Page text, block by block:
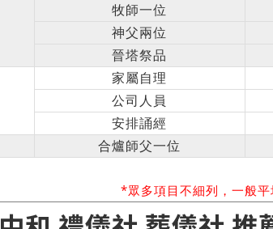
牧師一位
神父兩位
晉塔祭品
家屬自理
公司人員
安排誦經
合爐師父一位
*眾多項目不細列，一般